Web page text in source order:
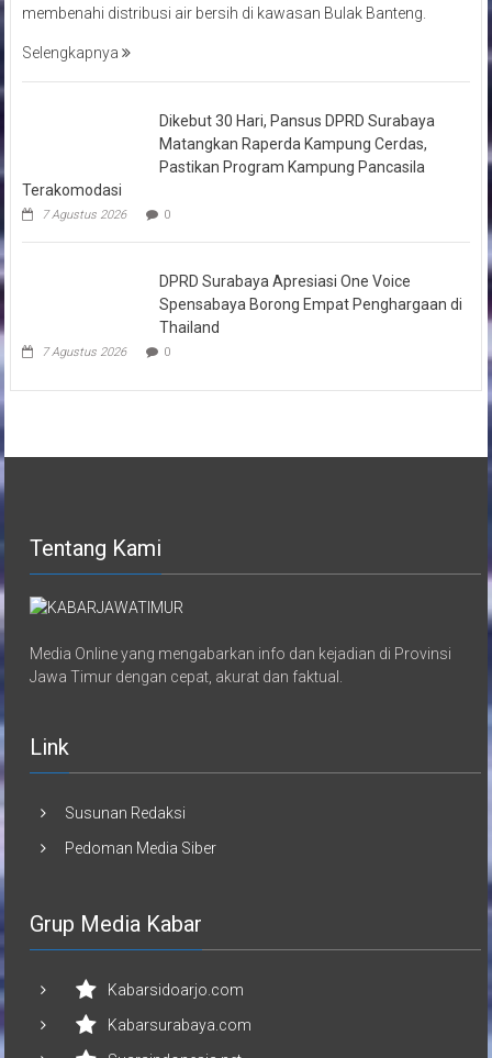
membenahi distribusi air bersih di kawasan Bulak Banteng.
Selengkapnya
Dikebut 30 Hari, Pansus DPRD Surabaya
Matangkan Raperda Kampung Cerdas,
Pastikan Program Kampung Pancasila
Terakomodasi
7 Agustus 2026 0
DPRD Surabaya Apresiasi One Voice
Spensabaya Borong Empat Penghargaan di
Thailand
7 Agustus 2026 0
Tentang Kami
Media Online yang mengabarkan info dan kejadian di Provinsi
Jawa Timur dengan cepat, akurat dan faktual.
Link
Susunan Redaksi
Pedoman Media Siber
Grup Media Kabar
Kabarsidoarjo.com
Kabarsurabaya.com